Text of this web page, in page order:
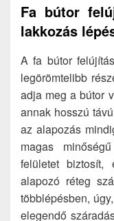
Fa bútor
lakkozás
A fa bútor
legörömtelibb
adja meg a bútor
annak hosszú
az alapozás
magas
felületet
alapozó réteg
többlépésben,
elegendő